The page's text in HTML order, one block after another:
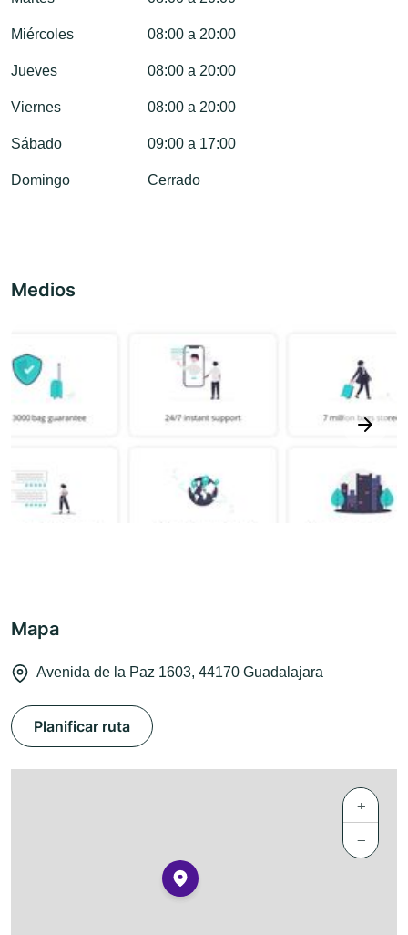
Miércoles 08:00 a 20:00
Jueves 08:00 a 20:00
Viernes 08:00 a 20:00
Sábado 09:00 a 17:00
Domingo Cerrado
Medios
next
Mapa
Avenida de la Paz 1603, 44170 Guadalajara
Planificar ruta
+
−